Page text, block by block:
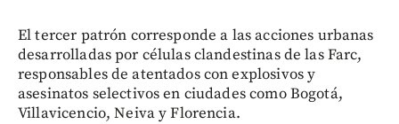
El tercer patrón corresponde a las acciones urbanas
desarrolladas por células clandestinas de las Farc,
responsables de atentados con explosivos y
asesinatos selectivos en ciudades como Bogotá,
Villavicencio, Neiva y Florencia.